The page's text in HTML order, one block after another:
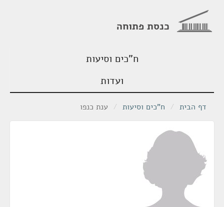
כנסת פתוחה
ח"כים וסיעות
ועדות
דף הבית / ח"כים וסיעות / ענת כנפו